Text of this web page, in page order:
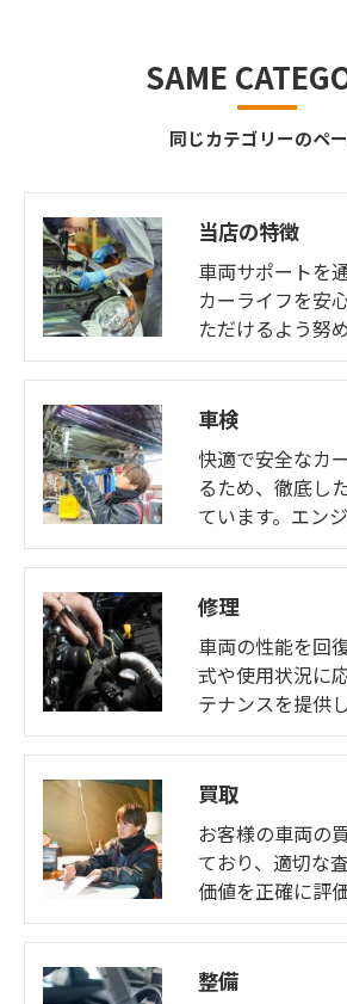
同じカテゴリーのペ
SAME
当店の特徴
車両サポートを
カーライフを安
ただけるよう努
車検
快適で安全なカ
るため、徹底し
ています。エン
修理
車両の性能を回
式や使用状況に
テナンスを提供
買取
お客様の車両の
ており、適切な
価値を正確に評
整備